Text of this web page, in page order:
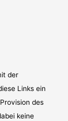
der
Links ein
des
keine